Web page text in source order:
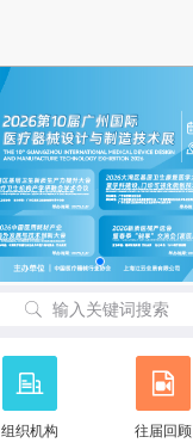
输入关键词搜索
组织机构 往届回顾